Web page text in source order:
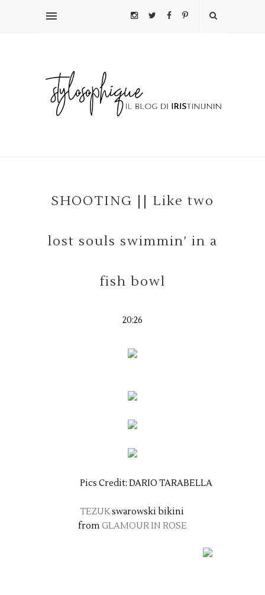
SHOOTING || Like two
lost souls swimmin' in a
fish bowl
20:26
Pics Credit: DARIO TARABELLA
TEZUKswarowski bikini
fromGLAMOUR IN ROSE